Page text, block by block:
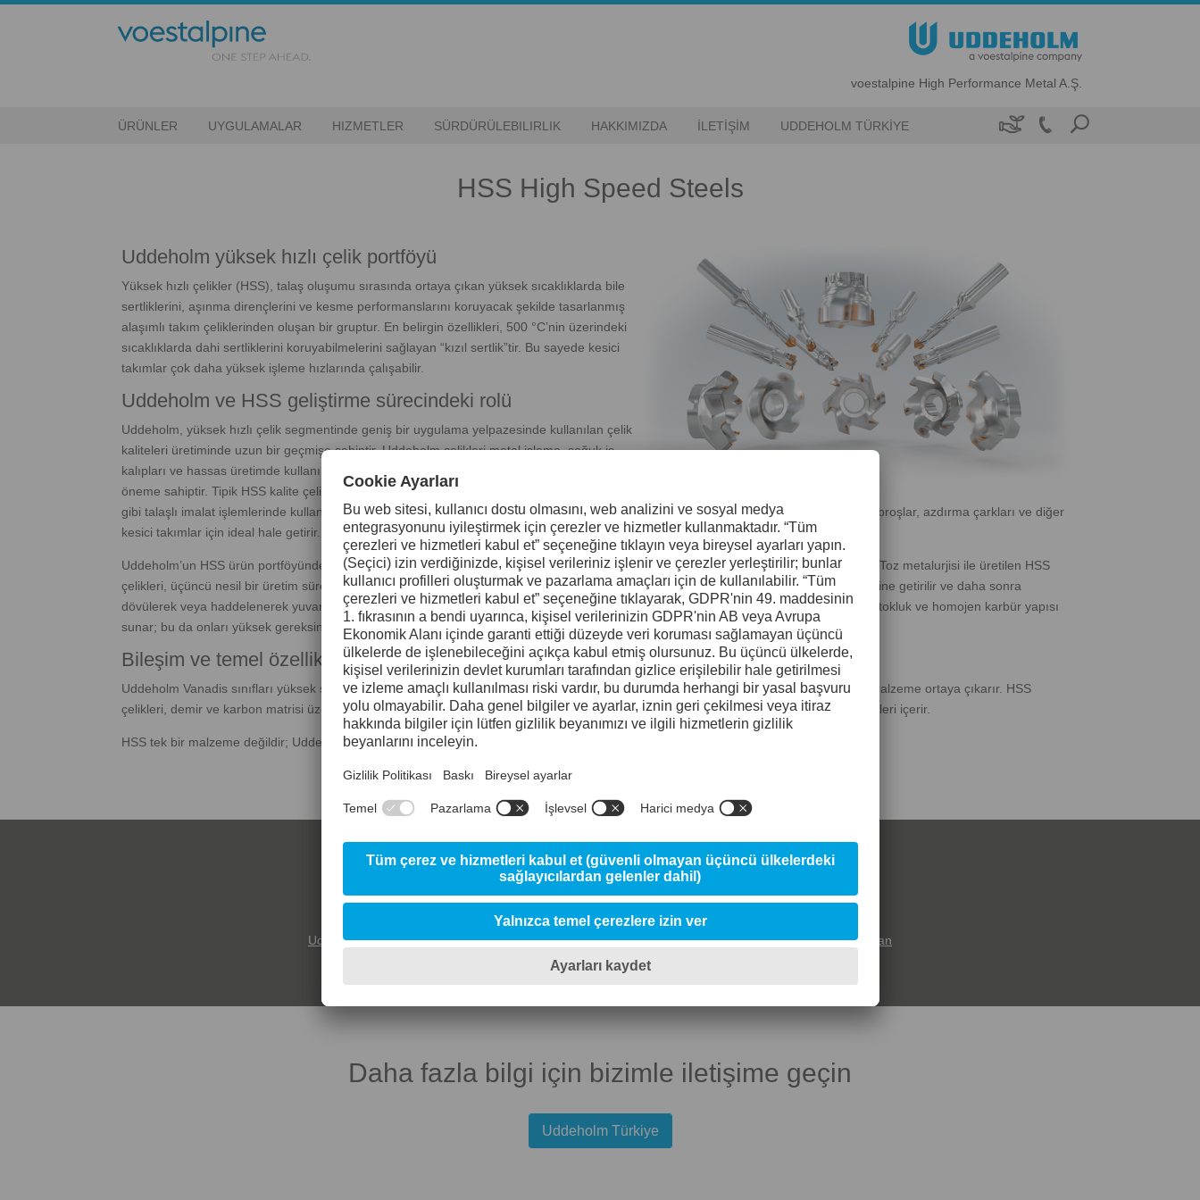
voestalpine High Performance Metal A.Ş.
ÜRÜNLER UYGULAMALAR HIZMETLER SÜRDÜRÜLEBILIRLIK HAKKIMIZDA İLETİŞİM UDDEHOLM TÜRKIYE 
HSS High Speed Steels
Uddeholm yüksek hızlı çelik portföyü
Yüksek hızlı çelikler (HSS), talaş oluşumu sırasında ortaya çıkan yüksek sıcaklıklarda bile
sertliklerini, aşınma dirençlerini ve kesme performanslarını koruyacak şekilde tasarlanmış
alaşımlı takım çeliklerinden oluşan bir gruptur. En belirgin özellikleri, 500 °C’nin üzerindeki
sıcaklıklarda dahi sertliklerini koruyabilmelerini sağlayan “kızıl sertlik”tir. Bu sayede kesici
takımlar çok daha yüksek işleme hızlarında çalışabilir.
Uddeholm ve HSS geliştirme sürecindeki rolü
Uddeholm, yüksek hızlı çelik segmentinde geniş bir uygulama yelpazesinde kullanılan çelik
kaliteleri üretiminde uzun bir geçmişe sahiptir. Uddeholm çelikleri metal işleme, soğuk iş
kalıpları ve hassas üretimde kullanılır; burada tutarlı kalite ve uzun takım ömrü kritik
öneme sahiptir. Tipik HSS kalite çelikler, frezeleme, delme, kılavuz çekme ve tornalama
gibi talaşlı imalat işlemlerinde kullanılır. Alaşım elementlerinin birleşimi, HSS’yi matkaplar, kılavuzlar, parmak frezeler, testere bıçakları, broşlar, azdırma çarkları ve diğer
kesici takımlar için ideal hale getirir.
Uddeholm’un HSS ürün portföyünde Uddeholm Vanadis 23, Uddeholm Vanadis 30 ve Uddeholm Vanadis 60 gibi çelik sınıfları bulunur. Toz metalurjisi ile üretilen HSS
çelikleri, üçüncü nesil bir üretim süreciyle imal edilir: ergimiş çelik ince toz haline atomize edilir, yüksek basınç (HIP) altında külçeler hâline getirilir ve daha sonra
dövülerek veya haddelenerek yuvarlak ya da dikdörtgen çubuklara dönüştürülür. Uddeholm Vanadis ailesi yüksek alaşım içeriği, üstün tokluk ve homojen karbür yapısı
sunar; bu da onları yüksek gereksinimli kesici takım uygulamalarına uygun kılar.
Bileşim ve temel özellikler
Uddeholm Vanadis sınıfları yüksek seviyelerde alaşım elementi içerir; bu da üstün temizlik, sertlik ve aşınma direnci sunan kaliteli bir malzeme ortaya çıkarır. HSS
çelikleri, demir ve karbon matrisi üzerine kurulur ve tungsten, molibden, vanadyum, krom ve kobalt gibi güçlü karbür oluşturan elementleri içerir.
HSS tek bir malzeme değildir; Uddeholm Vanadis 23, 30 ve 60 gibi çelik sınıflarını oluşturan alaşım elementlerinin birleşimidir.
HSS HIGH SPEED STEELS
Uddeholm Vanadis 23 SuperCleanUddeholm Vanadis 30 SuperCleanUddeholm Vanadis 60 SuperClean
Daha fazla bilgi için bizimle iletişime geçin
Uddeholm Türkiye